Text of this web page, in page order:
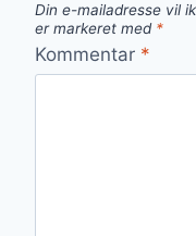
Din e-mailadresse vil
er markeret med *
Kommentar *